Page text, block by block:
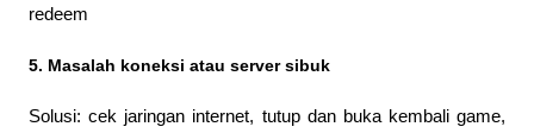
redeem
5. Masalah koneksi atau server sibuk
Solusi: cek jaringan internet, tutup dan buka kembali game,